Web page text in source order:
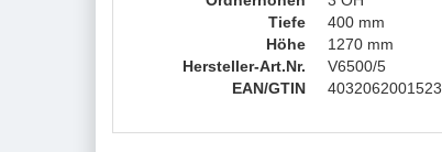
Tiefe
400 mm
Höhe
1270 mm
Hersteller-Art.Nr.
V6500/5
EAN/GTIN
4032062001523